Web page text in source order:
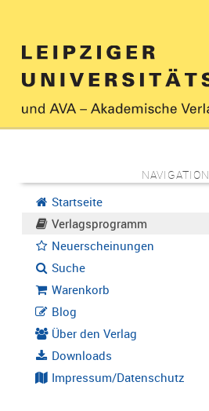
NAVIGATION
Startseite
Verlagsprogramm
Neuerscheinungen
Suche
Warenkorb
Blog
Über den Verlag
Downloads
Impressum/Datenschutz